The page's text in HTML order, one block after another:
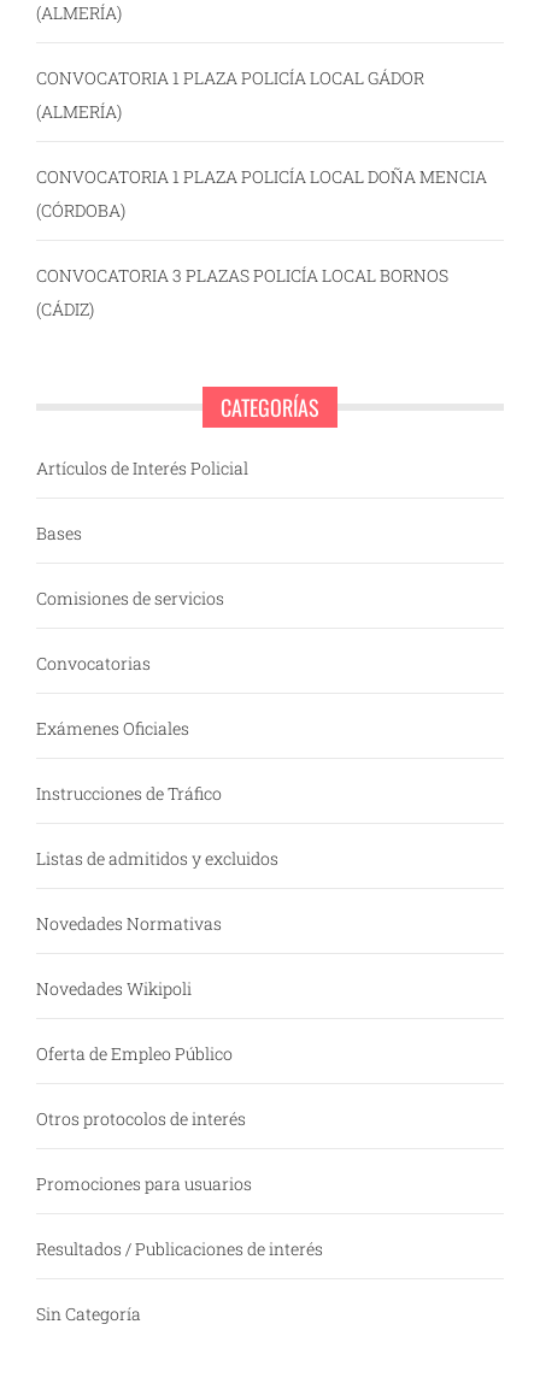
(ALMERÍA)
CONVOCATORIA 1 PLAZA POLICÍA LOCAL GÁDOR
(ALMERÍA)
CONVOCATORIA 1 PLAZA POLICÍA LOCAL DOÑA MENCIA
(CÓRDOBA)
CONVOCATORIA 3 PLAZAS POLICÍA LOCAL BORNOS
(CÁDIZ)
CATEGORÍAS
Artículos de Interés Policial
Bases
Comisiones de servicios
Convocatorias
Exámenes Oficiales
Instrucciones de Tráfico
Listas de admitidos y excluidos
Novedades Normativas
Novedades Wikipoli
Oferta de Empleo Público
Otros protocolos de interés
Promociones para usuarios
Resultados / Publicaciones de interés
Sin Categoría